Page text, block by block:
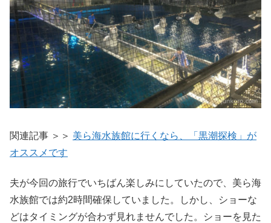
関連記事 ＞＞ 美ら海水族館に行くなら、「黒潮探検」が
オススメです
夫が今回の旅行でいちばん楽しみにしていたので、美ら海
水族館では約2時間確保していました。しかし、ショーな
どはタイミングが合わず見れませんでした。ショーを見た